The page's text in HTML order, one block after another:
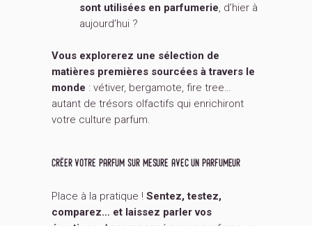
sont utilisées en parfumerie, d’hier à
aujourd’hui ?
Vous explorerez une sélection de
matières premières sourcées à travers le
monde : vétiver, bergamote, fire tree…
autant de trésors olfactifs qui enrichiront
votre culture parfum.
créer votre parfum sur mesure avec un parfumeur
Place à la pratique ! Sentez, testez,
comparez… et laissez parler vos